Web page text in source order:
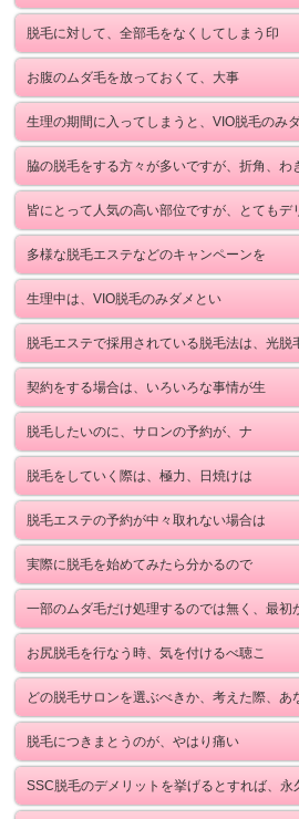
脱毛に対して、全部毛をなくしてしまう印
お腹のムダ毛を放っておくて、大事
生理の期間に入ってしまうと、VIO脱毛のみ
脇の脱毛をする方々が多いですが、折角、わ
皆にとって人気の高い部位ですが、とてもデ
多様な脱毛エステなどのキャンペーンを
生理中は、VIO脱毛のみダメとい
脱毛エステで採用されている脱毛法は、光脱
契約をする場合は、いろいろな事情が生
脱毛したいのに、サロンの予約が、ナ
脱毛をしていく際は、極力、日焼けは
脱毛エステの予約が中々取れない場合は
実際に脱毛を始めてみたら分かるので
一部のムダ毛だけ処理するのでは無く、最初
お尻脱毛を行なう時、気を付けるべ聴こ
どの脱毛サロンを選ぶべきか、考えた際、あ
脱毛につきまとうのが、やはり痛い
SSC脱毛のデメリットを挙げるとすれば、永